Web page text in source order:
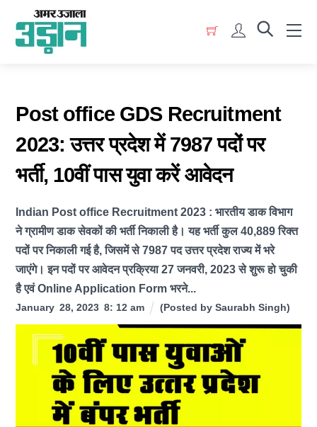
content
Account
Menu
Post office GDS Recruitment
2023: उत्तर प्रदेश में 7987 पदों पर
भर्ती, 10वीं पास युवा करें आवेदन
Indian Post office Recruitment 2023 : भारतीय डाक विभाग
ने ग्रामीण डाक सेवकों की भर्ती निकाली है। यह भर्ती कुल 40,889 रिक्त
पदों पर निकाली गई है, जिसमें से 7987 पद उत्तर प्रदेश राज्य में भरे
जाएंगे। इन पदों पर आवेदन प्रक्रिया 27 जनवरी, 2023 से शुरू हो चुकी
है एवं Online Application Form भरने...
January 28,2023 8:12 am (Posted by Saurabh Singh)